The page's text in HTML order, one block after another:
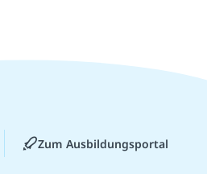
Zum Ausbildungsportal